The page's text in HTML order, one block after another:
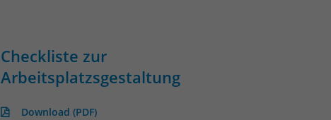
Checkliste zur
Arbeitsplatzsgestaltung
Download (PDF)